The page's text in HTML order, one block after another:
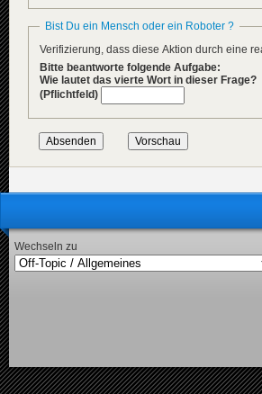
Bist Du ein Mensch oder ein Roboter ?
Verifizierung, dass diese Aktion durch eine
Bitte beantworte folgende Aufgabe:
Wie lautet das vierte Wort in dieser Frage?
(Pflichtfeld)
Wechseln zu